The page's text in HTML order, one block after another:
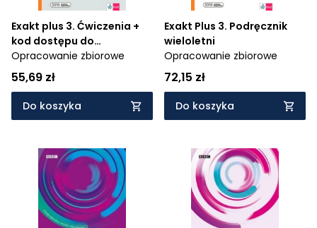
Exakt plus 3. Ćwiczenia +
kod dostępu do
podręcznika i ćwiczeń
interaktywnych
Opracowanie zbiorowe
55,69 zł
Do koszyka
Exakt Plus 3. Podręcznik
wieloletni
Opracowanie zbiorowe
72,15 zł
Do koszyka